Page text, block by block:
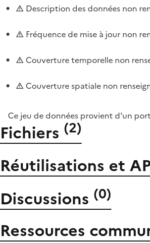
Description des données non
Fréquence de mise à jour non
Couverture temporelle non
Couverture spatiale non
Ce jeu de données provient d'un
Fichiers (2)
Réutilisations et
Discussions (0)
Ressources